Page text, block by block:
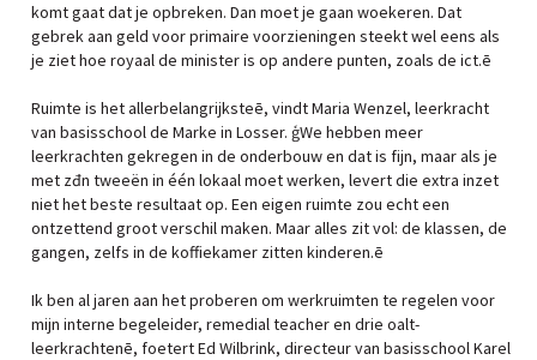
komt gaat dat je opbreken. Dan moet je gaan woekeren. Dat
gebrek aan geld voor primaire voorzieningen steekt wel eens als
je ziet hoe royaal de minister is op andere punten, zoals de ict.ē
Ruimte is het allerbelangrijksteē, vindt Maria Wenzel, leerkracht
van basisschool de Marke in Losser. ģWe hebben meer
leerkrachten gekregen in de onderbouw en dat is fijn, maar als je
met zđn tweeën in één lokaal moet werken, levert die extra inzet
niet het beste resultaat op. Een eigen ruimte zou echt een
ontzettend groot verschil maken. Maar alles zit vol: de klassen, de
gangen, zelfs in de koffiekamer zitten kinderen.ē
Ik ben al jaren aan het proberen om werkruimten te regelen voor
mijn interne begeleider, remedial teacher en drie oalt-
leerkrachtenē, foetert Ed Wilbrink, directeur van basisschool Karel